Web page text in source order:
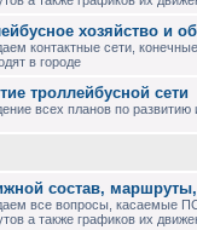
хозяйство и
контактные сети,
в городе
троллейбусной сети
всех планов по развитию
состав,
все вопросы, касаемые
а также графиков их